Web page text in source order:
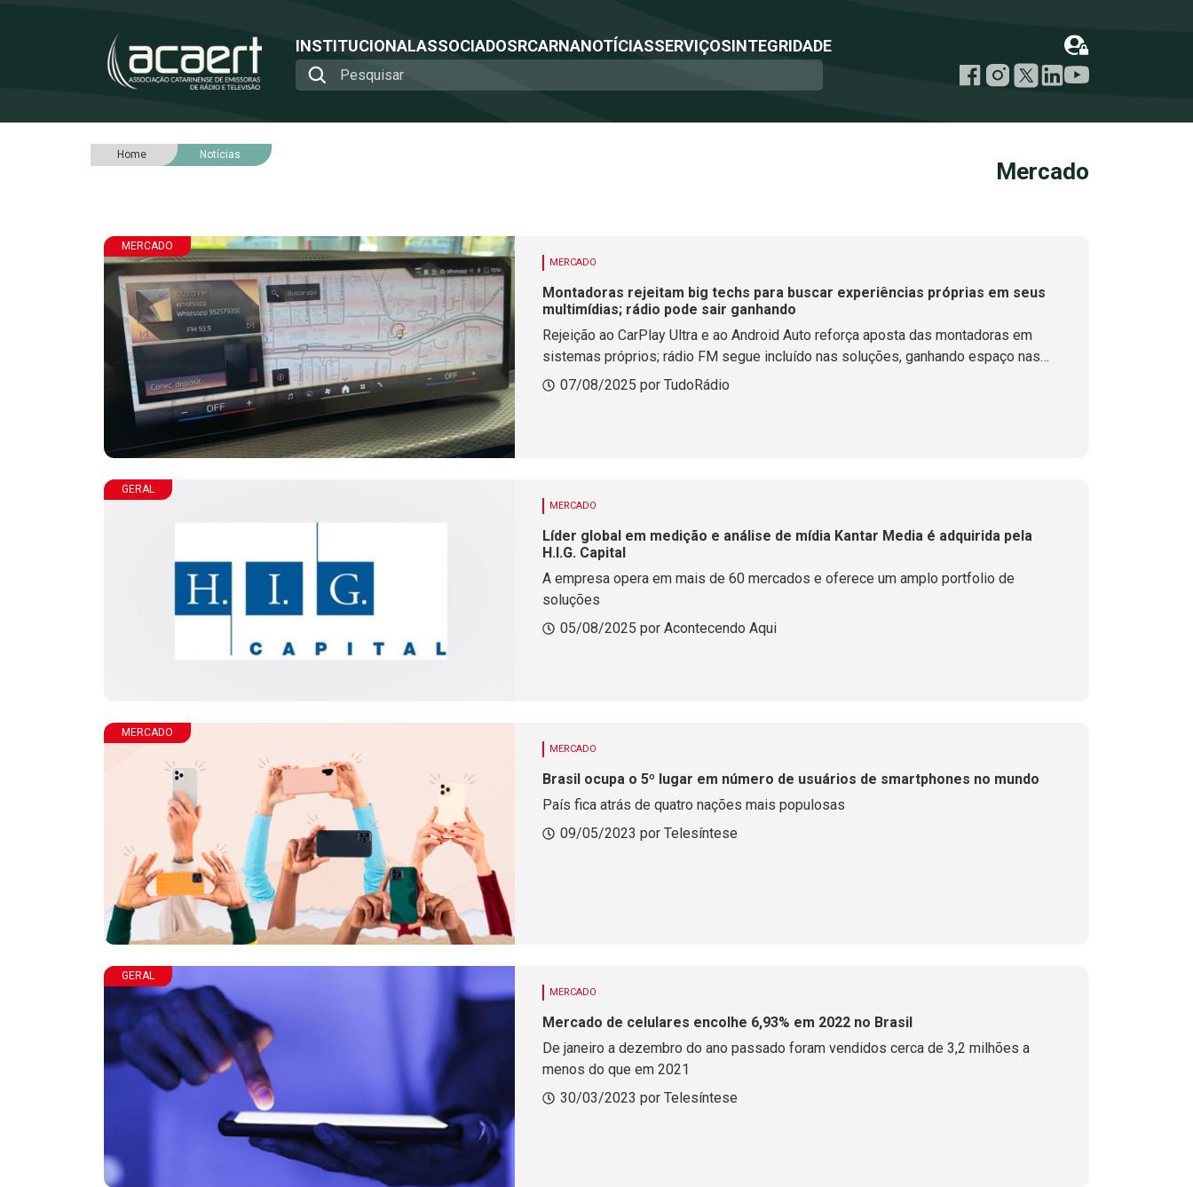
INSTITUCIONALASSOCIADOSRCARNANOTÍCIASSERVIÇOSINTEGRIDADE
Home Notícias
Mercado
MERCADO
MERCADO
Montadoras rejeitam big techs para buscar experiências próprias em seus
multimídias; rádio pode sair ganhando
Rejeição ao CarPlay Ultra e ao Android Auto reforça aposta das montadoras em
sistemas próprios; rádio FM segue incluído nas soluções, ganhando espaço nas
experiências embarcadas
07/08/2025 por TudoRádio
GERAL
MERCADO
Líder global em medição e análise de mídia Kantar Media é adquirida pela
H.I.G. Capital
A empresa opera em mais de 60 mercados e oferece um amplo portfolio de
soluções
05/08/2025 por Acontecendo Aqui
MERCADO
MERCADO
Brasil ocupa o 5º lugar em número de usuários de smartphones no mundo
País fica atrás de quatro nações mais populosas
09/05/2023 por Telesíntese
GERAL
MERCADO
Mercado de celulares encolhe 6,93% em 2022 no Brasil
De janeiro a dezembro do ano passado foram vendidos cerca de 3,2 milhões a
menos do que em 2021
30/03/2023 por Telesíntese